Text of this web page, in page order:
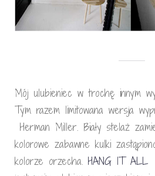
Mój ulubieniec w trochę innym
Tym razem limitowana wersja
Herman Miller. Biały stelaż
kolorowe zabawne kulki
kolorze orzecha. HANG IT ALL